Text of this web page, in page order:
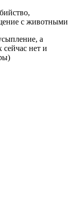
с животными
а
нет и